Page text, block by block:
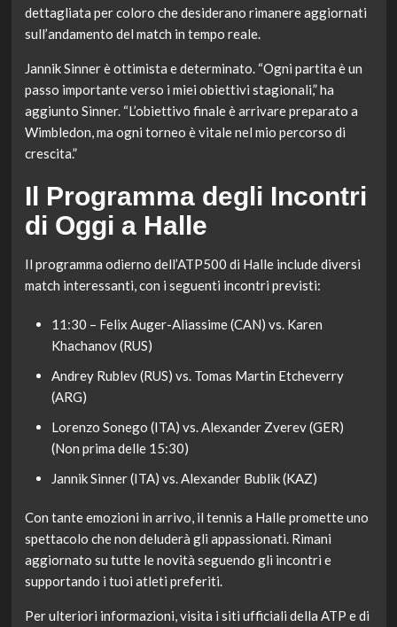
dettagliata per coloro che desiderano rimanere aggiornati
sull’andamento del match in tempo reale.
Jannik Sinner è ottimista e determinato. “Ogni partita è un
passo importante verso i miei obiettivi stagionali,” ha
aggiunto Sinner. “L’obiettivo finale è arrivare preparato a
Wimbledon, ma ogni torneo è vitale nel mio percorso di
crescita.”
Il Programma degli Incontri
di Oggi a Halle
Il programma odierno dell’ATP500 di Halle include diversi
match interessanti, con i seguenti incontri previsti:
11:30 – Felix Auger-Aliassime (CAN) vs. Karen
Khachanov (RUS)
Andrey Rublev (RUS) vs. Tomas Martin Etcheverry
(ARG)
Lorenzo Sonego (ITA) vs. Alexander Zverev (GER)
(Non prima delle 15:30)
Jannik Sinner (ITA) vs. Alexander Bublik (KAZ)
Con tante emozioni in arrivo, il tennis a Halle promette uno
spettacolo che non deluderà gli appassionati. Rimani
aggiornato su tutte le novità seguendo gli incontri e
supportando i tuoi atleti preferiti.
Per ulteriori informazioni, visita i siti ufficiali della ATP e di